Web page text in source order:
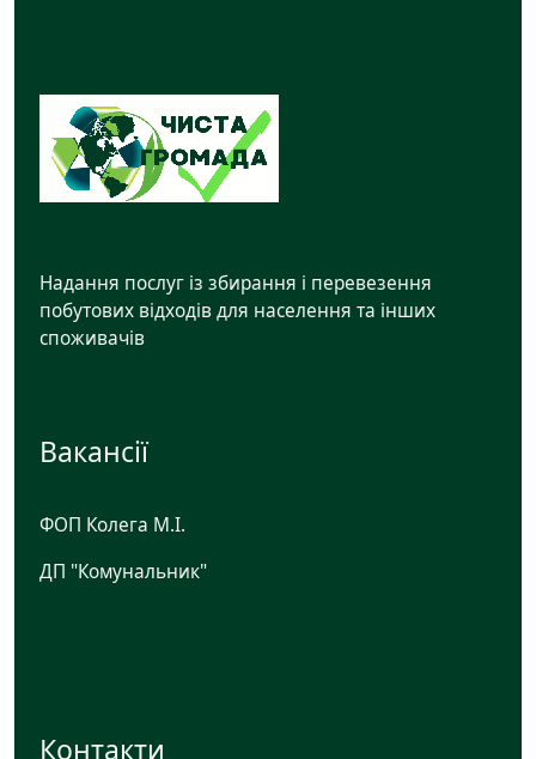
Надання послуг із збирання і перевезення
побутових відходів для населення та інших
споживачів
Вакансії
ФОП Колега М.І.
ДП "Комунальник"
Контакти